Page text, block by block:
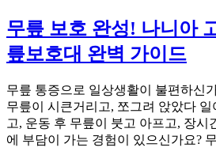
무릎 보호 완성! 나니아
릎보호대 완벽 가이드
무릎 통증으로 일상생활이 불편하신
무릎이 시큰거리고, 쪼그려 앉았다 일
고, 운동 후 무릎이 붓고 아프고, 장시
에 부담이 가는 경험이 있으신가요?